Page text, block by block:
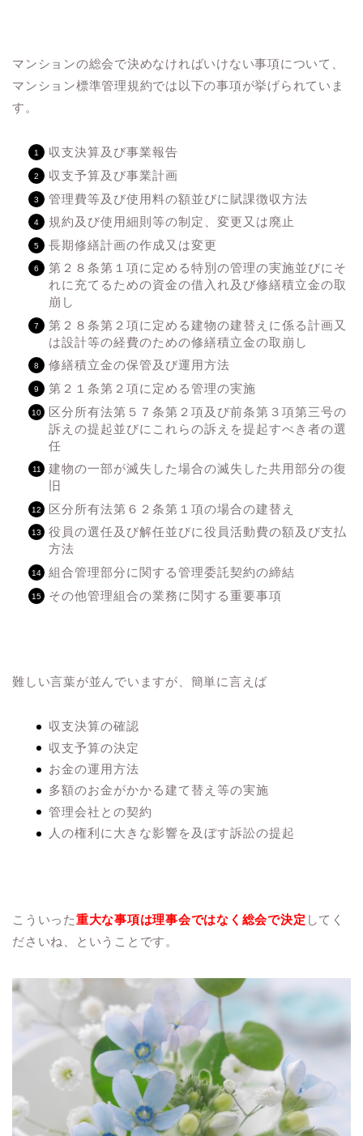
マンションの総会で決めなければいけない事項について、
マンション標準管理規約では以下の事項が挙げられていま
す。
収支決算及び事業報告
収支予算及び事業計画
管理費等及び使用料の額並びに賦課徴収方法
規約及び使用細則等の制定、変更又は廃止
長期修繕計画の作成又は変更
第２８条第１項に定める特別の管理の実施並びにそ
れに充てるための資金の借入れ及び修繕積立金の取
崩し
第２８条第２項に定める建物の建替えに係る計画又
は設計等の経費のための修繕積立金の取崩し
修繕積立金の保管及び運用方法
第２１条第２項に定める管理の実施
区分所有法第５７条第２項及び前条第３項第三号の
訴えの提起並びにこれらの訴えを提起すべき者の選
任
建物の一部が滅失した場合の滅失した共用部分の復
旧
区分所有法第６２条第１項の場合の建替え
役員の選任及び解任並びに役員活動費の額及び支払
方法
組合管理部分に関する管理委託契約の締結
その他管理組合の業務に関する重要事項
難しい言葉が並んでいますが、簡単に言えば
収支決算の確認
収支予算の決定
お金の運用方法
多額のお金がかかる建て替え等の実施
管理会社との契約
人の権利に大きな影響を及ぼす訴訟の提起
こういった重大な事項は理事会ではなく総会で決定 してく
ださいね、ということです。